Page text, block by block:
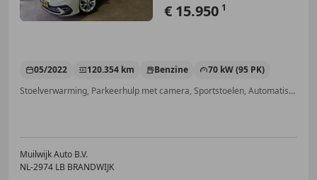
€ 15.950 1
05/2022 120.354 km Benzine
70 kW (95 PK)
Stoelverwarming, Parkeerhulp met camera, Sportstoelen, Automatische klimaatregeling, Keyless Entry, Adaptieve Cruise Control, Lane Departure Warning Systeem, LED verlichting
Muilwijk Auto B.V.
NL-2974 LB BRANDWIJK